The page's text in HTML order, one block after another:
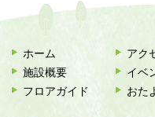
ホーム
施設概要
フロアガイド
アク
イベ
おた